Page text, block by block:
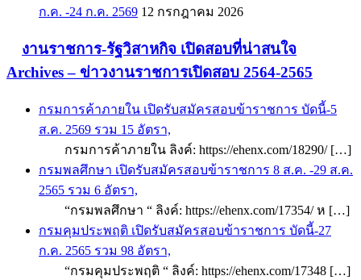
ก.ค. -24 ก.ค. 2569 12 กรกฎาคม 2026
งานราชการ-รัฐวิสาหกิจ เปิดสอบที่น่าสนใจ
Archives – ข่าวงานราชการเปิดสอบ 2564-2565
กรมการค้าภายใน เปิดรับสมัครสอบข้าราชการ บัดนี้-5
ส.ค. 2569 รวม 15 อัตรา,
กรมการค้าภายใน ลิงค์: https://ehenx.com/18290/ […]
กรมพลศึกษา เปิดรับสมัครสอบข้าราชการ 8 ส.ค. -29 ส.ค.
2565 รวม 6 อัตรา,
“กรมพลศึกษา “ ลิงค์: https://ehenx.com/17354/ ห […]
กรมคุมประพฤติ เปิดรับสมัครสอบข้าราชการ บัดนี้-27
ก.ค. 2565 รวม 98 อัตรา,
“กรมคุมประพฤติ “ ลิงค์: https://ehenx.com/17348 […]